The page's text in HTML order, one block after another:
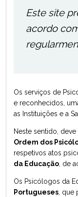
Este site
acordo
Os serviços de
e reconhecidos,
as Instituições e a
Neste sentido,
Ordem dos
respetivos atos
da Educação , de
Os Psicólogos da
Portugueses ,